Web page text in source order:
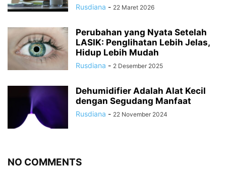
Rusdiana - 22 Maret 2026
Perubahan yang Nyata Setelah
LASIK: Penglihatan Lebih Jelas,
Hidup Lebih Mudah
Rusdiana - 2 Desember 2025
Dehumidifier Adalah Alat Kecil
dengan Segudang Manfaat
Rusdiana - 22 November 2024
NO COMMENTS